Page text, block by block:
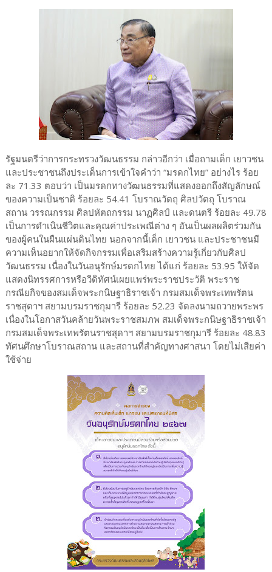
รัฐมนตรีว่าการกระทรวงวัฒนธรรม กล่าวอีกว่า เมื่อถามเด็ก เยาวชน
และประชาชนถึงประเด็นการเข้าใจคำว่า “มรดกไทย” อย่างไร ร้อย
ละ 71.33 ตอบว่า เป็นมรดกทางวัฒนธรรมที่แสดงออกถึงสัญลักษณ์
ของความเป็นชาติ ร้อยละ 54.41 โบราณวัตถุ ศิลปวัตถุ โบราณ
สถาน วรรณกรรม ศิลปหัตถกรรม นาฏศิลป์ และดนตรี ร้อยละ 49.78
เป็นการดำเนินชีวิตและคุณค่าประเพณีต่าง ๆ อันเป็นผลผลิตร่วมกัน
ของผู้คนในผืนแผ่นดินไทย นอกจากนี้เด็ก เยาวชน และประชาชนมี
ความเห็นอยากให้จัดกิจกรรมเพื่อเสริมสร้างความรู้เกี่ยวกับศิลป
วัฒนธรรม เนื่องในวันอนุรักษ์มรดกไทย ได้แก่ ร้อยละ 53.95 ให้จัด
แสดงนิทรรศการหรือวีดิทัศน์เผยแพร่พระราชประวัติ พระราช
กรณียกิจของสมเด็จพระกนิษฐาธิราชเจ้า กรมสมเด็จพระเทพรัตน
ราชสุดาฯ สยามบรมราชกุมารี ร้อยละ 52.23 จัดลงนามถวายพระพร
เนื่องในโอกาสวันคล้ายวันพระราชสมภพ สมเด็จพระกนิษฐาธิราชเจ้า
กรมสมเด็จพระเทพรัตนราชสุดาฯ สยามบรมราชกุมารี ร้อยละ 48.83
ทัศนศึกษาโบราณสถาน และสถานที่สำคัญทางศาสนา โดยไม่เสียค่า
ใช้จ่าย